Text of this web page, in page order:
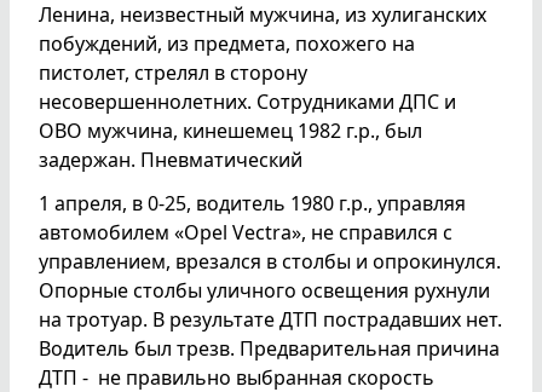
Ленина, неизвестный мужчина, из хулиганских
побуждений, из предмета, похожего на
пистолет, стрелял в сторону
несовершеннолетних. Сотрудниками ДПС и
ОВО мужчина, кинешемец 1982 г.р., был
задержан. Пневматический
1 апреля, в 0-25, водитель 1980 г.р., управляя
автомобилем «Opel Vectra», не справился с
управлением, врезался в столбы и опрокинулся.
Опорные столбы уличного освещения рухнули
на тротуар. В результате ДТП пострадавших нет.
Водитель был трезв. Предварительная причина
ДТП - не правильно выбранная скорость